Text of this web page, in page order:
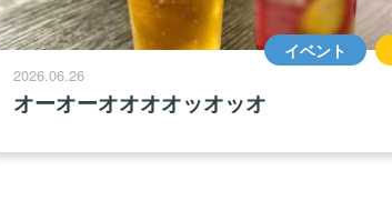
2026.06.26
オーオーオオオオッオッオ
イベント